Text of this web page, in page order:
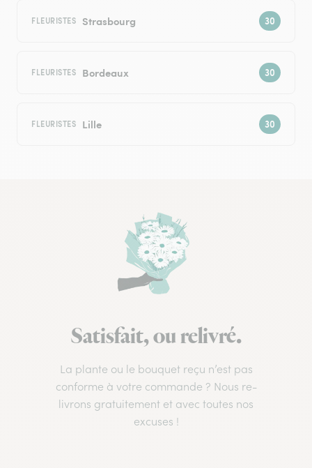
FLEURISTES Strasbourg
FLEURISTES Bordeaux
FLEURISTES Lille
Satisfait, ou relivré.
La plante ou le bouquet reçu n’est pas
conforme à votre commande ? Nous re-
livrons gratuitement et avec toutes nos
excuses !